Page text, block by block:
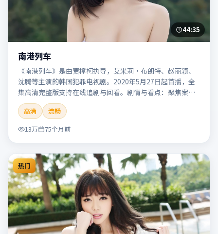
44:35
南港列车
《南港列车》是由贾樟柯执导，艾米莉·布朗特、赵丽颖、
沈腾等主演的韩国犯罪电视剧。2020年5月27日起首播，全
集高清完整版支持在线追剧与回看。剧情与看点：聚焦案件
与人性灰色地带，张力十足，兼具社会观察与戏剧冲突。本
片适合检索「南港列车」「贾樟柯」「犯罪」「韩国」
「2020」「2020-05-27上映」等关键词的影迷阅读简介与主
创信息。
高清
流畅
13万
75个月前
热门